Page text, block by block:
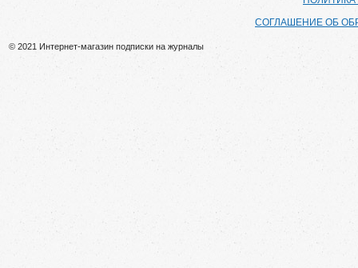
СОГЛАШЕНИЕ ОБ
© 2021 Интернет-магазин подписки на журналы